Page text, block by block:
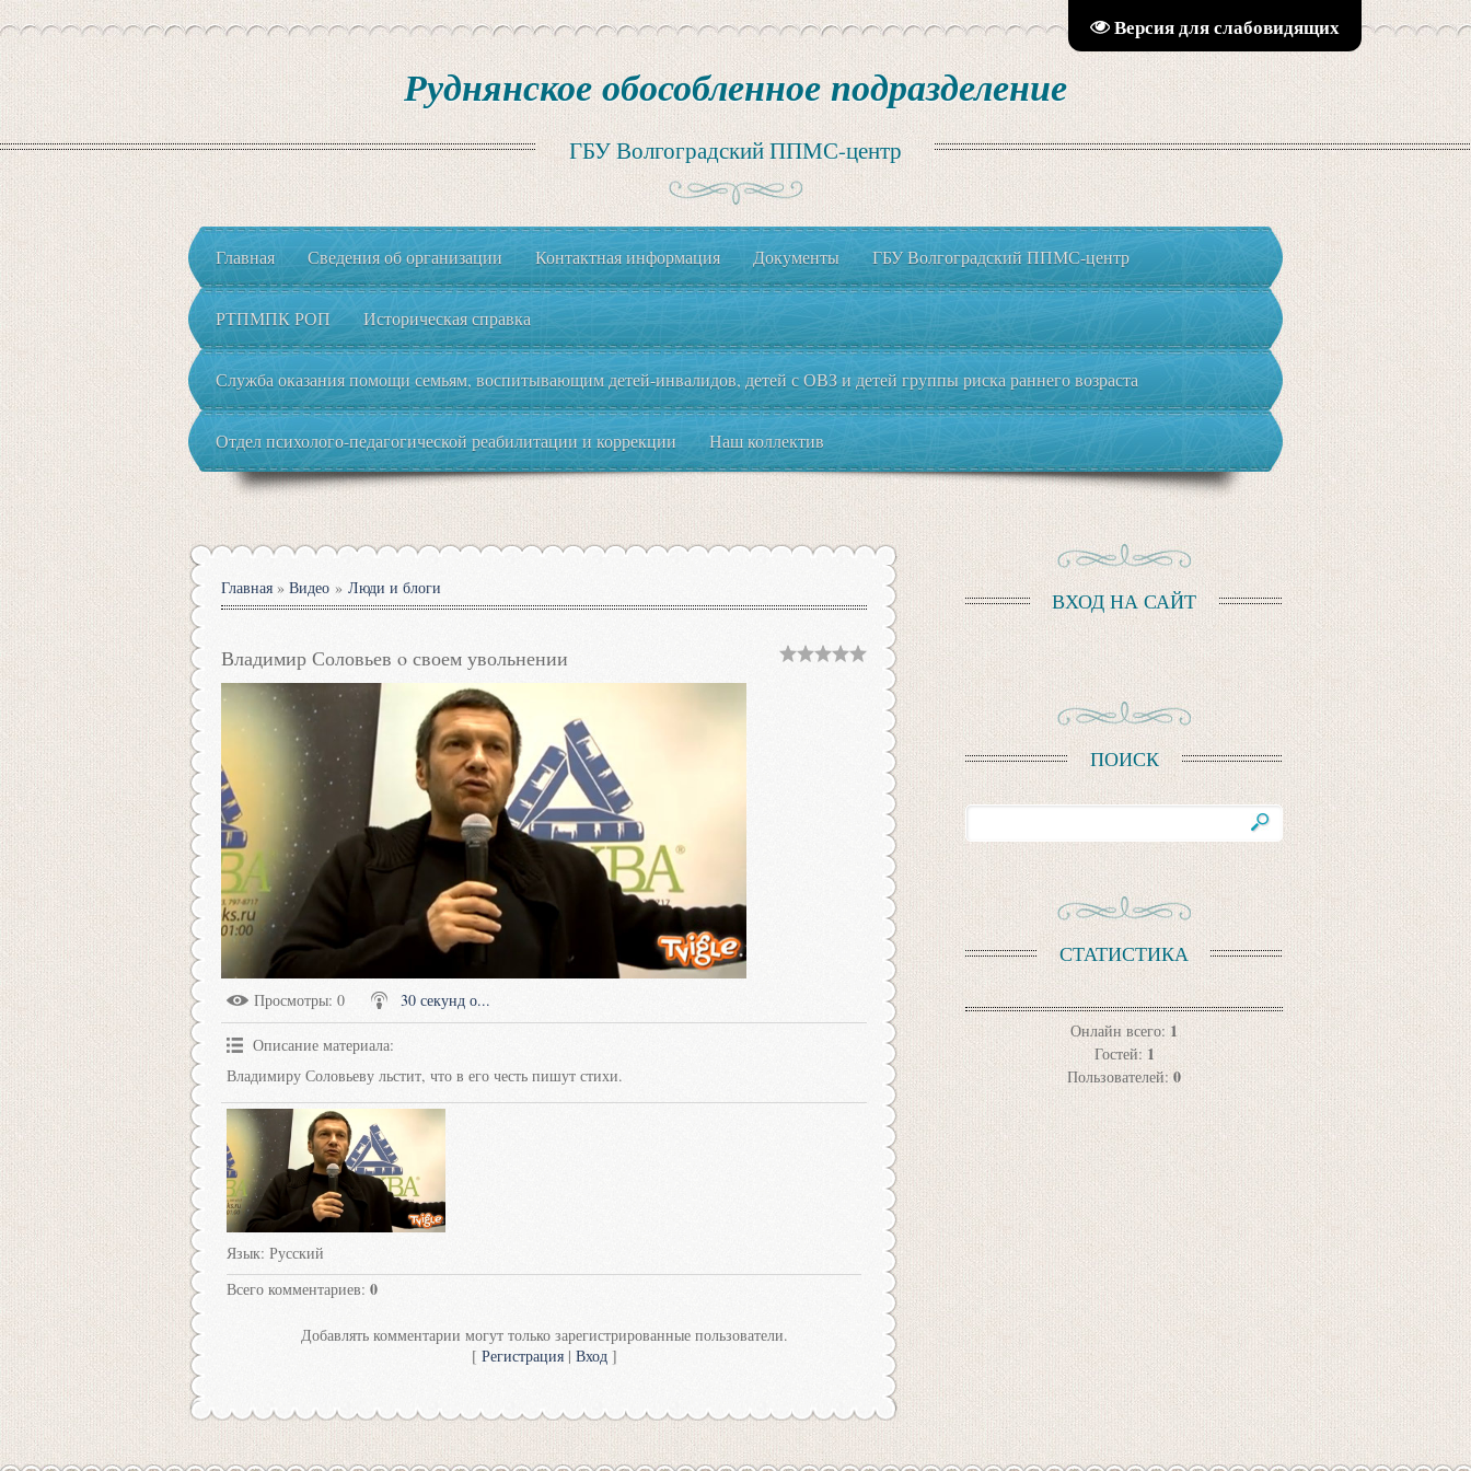
Версия для слабовидящих
Руднянское обособленное подразделение
ГБУ Волгоградский ППМС-центр
Главная Сведения об организации Контактная информация Документы ГБУ Волгоградский ППМС-центр
РТПМПК РОП Историческая справка
Служба оказания помощи семьям, воспитывающим детей-инвалидов, детей с ОВЗ и детей группы риска раннего возраста
Отдел психолого-педагогической реабилитации и коррекции Наш коллектив
Главная » Видео » Люди и блоги
Владимир Соловьев o своем увольнении
Просмотры: 0 30 секунд о...
Описание материала:
Владимиру Соловьеву льстит, что в его честь пишут стихи.
Язык: Русский
Всего комментариев: 0
Добавлять комментарии могут только зарегистрированные пользователи.
[ Регистрация| Вход]
ВХОД НА САЙТ
ПОИСК
СТАТИСТИКА
Онлайн всего: 1
Гостей: 1
Пользователей:0